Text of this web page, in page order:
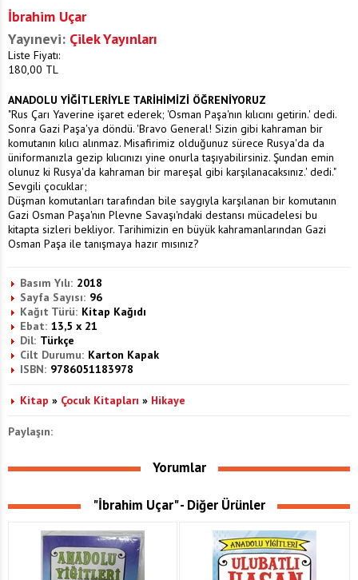
İbrahim Uçar
Yayınevi: Çilek Yayınları
Liste Fiyatı:
180,00 TL
ANADOLU YİĞİTLERİYLE TARİHİMİZİ ÖĞRENİYORUZ
"Rus Çarı Yaverine işaret ederek; 'Osman Paşa'nın kılıcını getirin.' dedi.
Sonra Gazi Paşa'ya döndü. 'Bravo General! Sizin gibi kahraman bir
komutanın kılıcı alınmaz. Misafirimiz olduğunuz sürece Rusya'da da
üniformanızla gezip kılıcınızı yine onurla taşıyabilirsiniz. Şundan emin
olunuz ki Rusya'da kahraman bir mareşal gibi karşılanacaksınız.' dedi."
Sevgili çocuklar;
Düşman komutanları tarafından bile saygıyla karşılanan bir komutanın
Gazi Osman Paşa'nın Plevne Savaşı'ndaki destansı mücadelesi bu
kitapta sizleri bekliyor. Tarihimizin en büyük kahramanlarından Gazi
Osman Paşa ile tanışmaya hazır mısınız?
Basım Yılı: 2018
Sayfa Sayısı: 96
Kağıt Türü: Kitap Kağıdı
Ebat: 13,5 x 21
Dil: Türkçe
Cilt Durumu: Karton Kapak
ISBN: 9786051183978
Kitap » Çocuk Kitapları » Hikaye
Paylaşın:
Yorumlar
"İbrahim Uçar" - Diğer Ürünler